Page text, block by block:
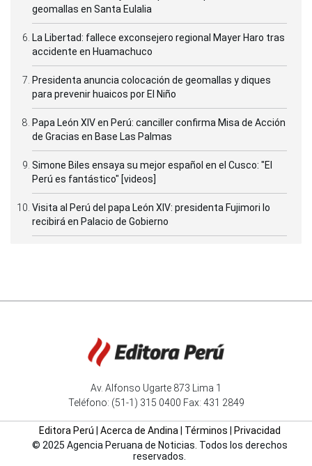
geomallas en Santa Eulalia
La Libertad: fallece exconsejero regional Mayer Haro tras
accidente en Huamachuco
Presidenta anuncia colocación de geomallas y diques
para prevenir huaicos por El Niño
Papa León XIV en Perú: canciller confirma Misa de Acción
de Gracias en Base Las Palmas
Simone Biles ensaya su mejor español en el Cusco: "El
Perú es fantástico" [videos]
Visita al Perú del papa León XIV: presidenta Fujimori lo
recibirá en Palacio de Gobierno
Av. Alfonso Ugarte 873 Lima 1
Teléfono: (51-1) 315 0400 Fax: 431 2849
Editora Perú Acerca de Andina Términos
Privacidad
© 2025 Agencia Peruana de Noticias. Todos los derechos
reservados.